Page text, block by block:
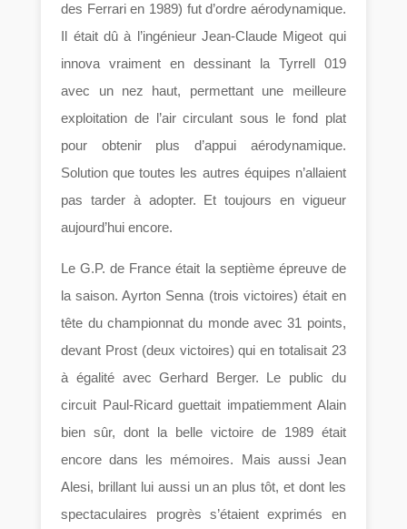
des Ferrari en 1989) fut d’ordre aérodynamique.
Il était dû à l’ingénieur Jean-Claude Migeot qui
innova vraiment en dessinant la Tyrrell 019
avec un nez haut, permettant une meilleure
exploitation de l’air circulant sous le fond plat
pour obtenir plus d’appui aérodynamique.
Solution que toutes les autres équipes n’allaient
pas tarder à adopter. Et toujours en vigueur
aujourd’hui encore.
Le G.P. de France était la septième épreuve de
la saison. Ayrton Senna (trois victoires) était en
tête du championnat du monde avec 31 points,
devant Prost (deux victoires) qui en totalisait 23
à égalité avec Gerhard Berger. Le public du
circuit Paul-Ricard guettait impatiemment Alain
bien sûr, dont la belle victoire de 1989 était
encore dans les mémoires. Mais aussi Jean
Alesi, brillant lui aussi un an plus tôt, et dont les
spectaculaires progrès s’étaient exprimés en